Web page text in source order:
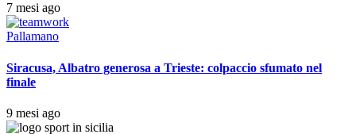
7 mesi ago
Pallamano
Siracusa, Albatro generosa a Trieste: colpaccio sfumato nel
finale
9 mesi ago